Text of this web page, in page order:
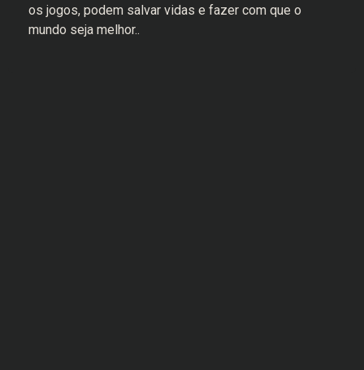
os jogos, podem salvar vidas e fazer com que o
mundo seja melhor..